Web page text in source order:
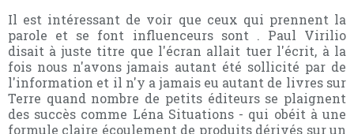
Il est intéressant de voir que ceux qui prennent la
parole et se font influenceurs sont . Paul Virilio
disait à juste titre que l'écran allait tuer l'écrit, à la
fois nous n'avons jamais autant été sollicité par de
l'information et il n'y a jamais eu autant de livres sur
Terre quand nombre de petits éditeurs se plaignent
des succès comme Léna Situations - qui obéit à une
formule claire écoulement de produits dérivés sur un